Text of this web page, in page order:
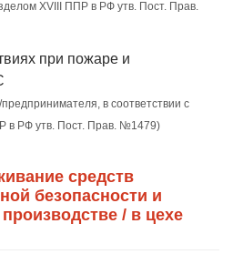
XVIII ППР в РФ утв. Пост. Прав.
при пожаре и
в соответствии с
в РФ утв. Пост. Прав. №1479)
средств
безопасности и
/ в цехе